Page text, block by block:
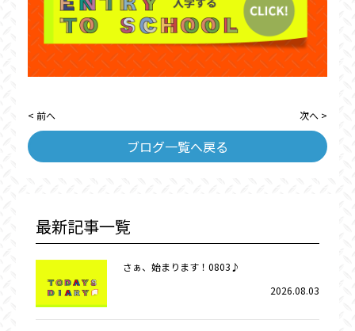
< 前へ
ブログ一覧へ戻る
次へ >
最新記事一覧
さぁ、始まります！0803♪
2026.08.03